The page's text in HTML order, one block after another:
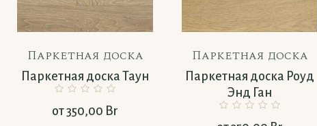
Паркетная доска
Паркетная доска Таун
от350,00 Br
Паркетная доска
Паркетная доска Роуд
Энд Ган